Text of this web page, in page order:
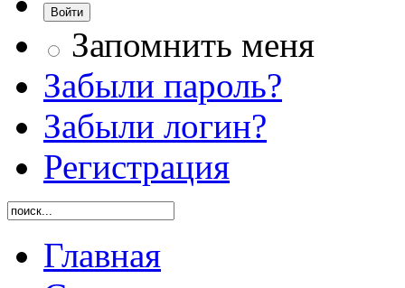
Запомнить меня
Забыли пароль?
Забыли логин?
Регистрация
Главная